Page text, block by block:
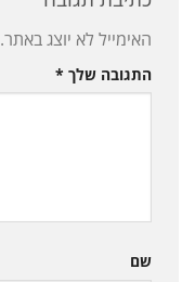
האימייל לא יוצג באתר.
התגובה שלך *
שם